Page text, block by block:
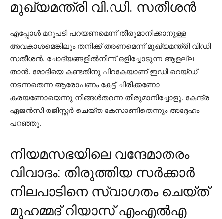
മുഖ്യമന്ത്രി വി.ഡി. സതീശന്‍
എപ്പോള്‍ മറുപടി പറയണമെന്ന് തീരുമാനിക്കാനുള്ള
അവകാശമെങ്കിലും തനിക്ക് തരണമെന്ന് മുഖ്യമന്ത്രി വിഡി
സതീശന്‍. ചോദ്യങ്ങളില്‍നിന്ന് ഒളിച്ചോടുന്ന ആളല്ല
താന്‍. മോദിയെ കണ്ടതിനു പിറകേയാണ് ഇഡി റെയ്ഡ്
നടന്നതെന്ന ആരോപണം കേട്ട് ചിരിക്കണോ
കരയണോയെന്നു നിങ്ങള്‍തന്നെ തീരുമാനിച്ചോളൂ. കേന്ദ്ര
ഏജന്‍സി രജിസ്റ്റര്‍ ചെയ്ത കേസാണിതെന്നും അദ്ദേഹം
പറഞ്ഞു.
നിയമസഭയിലെ വന്ദേമാതരം
വിവാദം: തിരുത്തിയ സര്‍ക്കാര്‍
നിലപാടിനെ സ്വാഗതം ചെയ്ത്
മുഹമ്മദ് റിയാസ് എംഎല്‍എ